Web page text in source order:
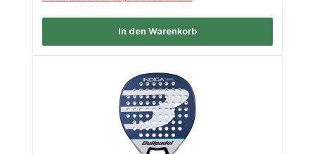
In den Warenkorb